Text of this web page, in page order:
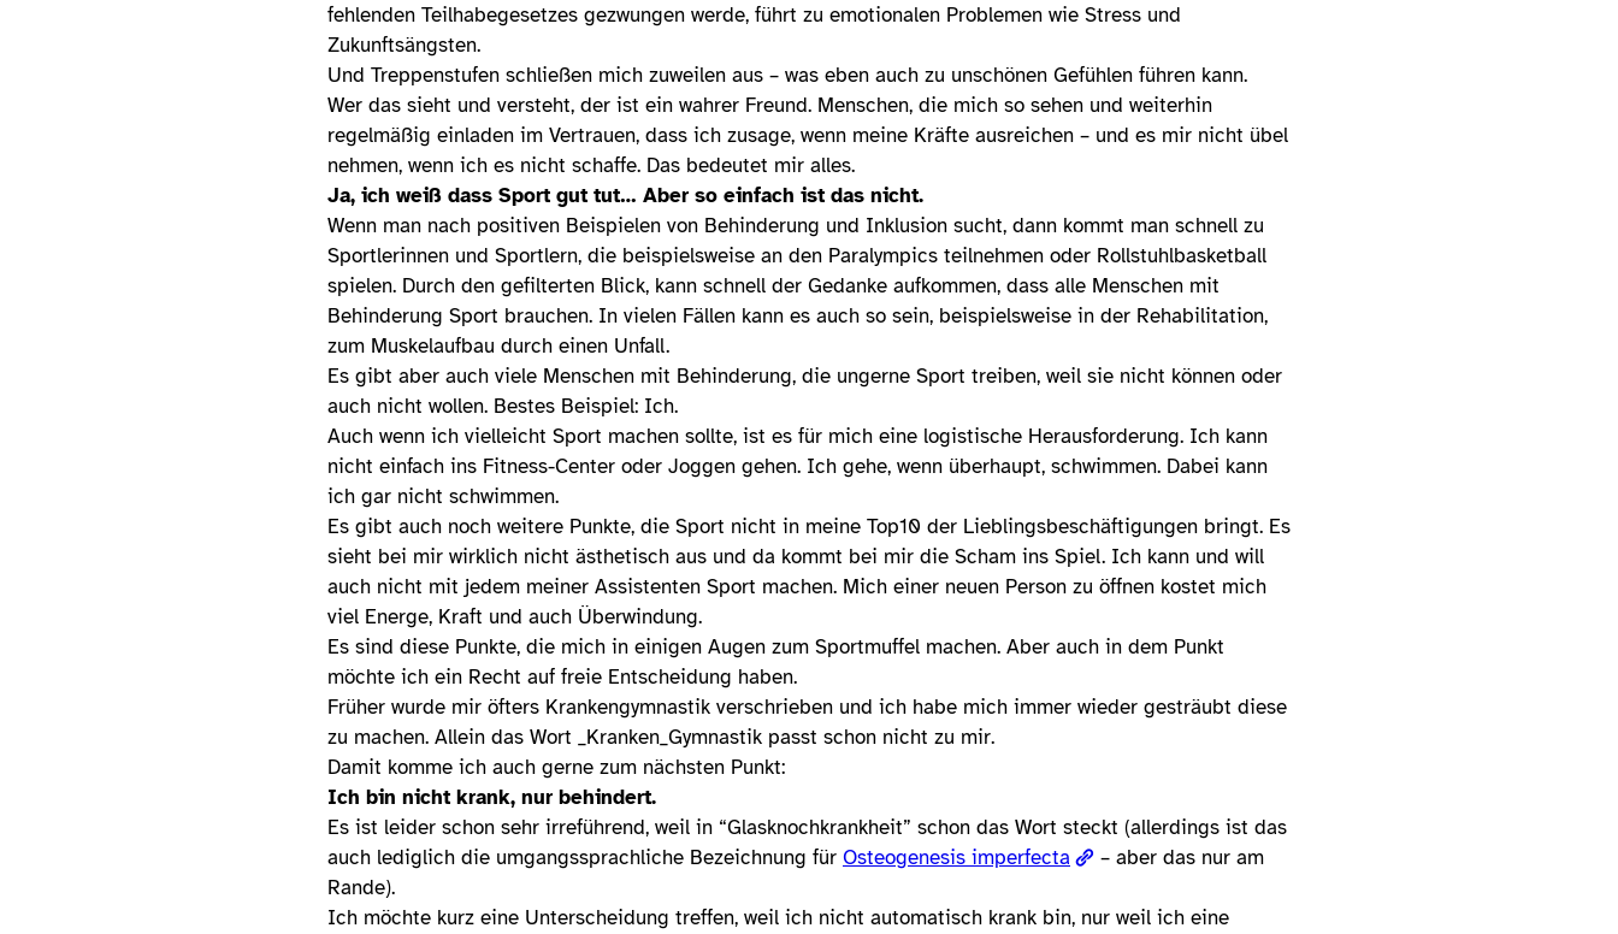
fehlenden Teilhabegesetzes gezwungen werde, führt zu emotionalen Problemen wie Stress und
Zukunftsängsten.
Und Treppenstufen schließen mich zuweilen aus – was eben auch zu unschönen Gefühlen führen kann.
Wer das sieht und versteht, der ist ein wahrer Freund. Menschen, die mich so sehen und weiterhin
regelmäßig einladen im Vertrauen, dass ich zusage, wenn meine Kräfte ausreichen – und es mir nicht übel
nehmen, wenn ich es nicht schaffe. Das bedeutet mir alles.
Ja, ich weiß dass Sport gut tut… Aber so einfach ist das nicht.
Wenn man nach positiven Beispielen von Behinderung und Inklusion sucht, dann kommt man schnell zu
Sportlerinnen und Sportlern, die beispielsweise an den Paralympics teilnehmen oder Rollstuhlbasketball
spielen. Durch den gefilterten Blick, kann schnell der Gedanke aufkommen, dass alle Menschen mit
Behinderung Sport brauchen. In vielen Fällen kann es auch so sein, beispielsweise in der Rehabilitation,
zum Muskelaufbau durch einen Unfall.
Es gibt aber auch viele Menschen mit Behinderung, die ungerne Sport treiben, weil sie nicht können oder
auch nicht wollen. Bestes Beispiel: Ich.
Auch wenn ich vielleicht Sport machen sollte, ist es für mich eine logistische Herausforderung. Ich kann
nicht einfach ins Fitness-Center oder Joggen gehen. Ich gehe, wenn überhaupt, schwimmen. Dabei kann
ich gar nicht schwimmen.
Es gibt auch noch weitere Punkte, die Sport nicht in meine Top10 der Lieblingsbeschäftigungen bringt. Es
sieht bei mir wirklich nicht ästhetisch aus und da kommt bei mir die Scham ins Spiel. Ich kann und will
auch nicht mit jedem meiner Assistenten Sport machen. Mich einer neuen Person zu öffnen kostet mich
viel Energe, Kraft und auch Überwindung.
Es sind diese Punkte, die mich in einigen Augen zum Sportmuffel machen. Aber auch in dem Punkt
möchte ich ein Recht auf freie Entscheidung haben.
Früher wurde mir öfters Krankengymnastik verschrieben und ich habe mich immer wieder gesträubt diese
zu machen. Allein das Wort _Kranken_Gymnastik passt schon nicht zu mir.
Damit komme ich auch gerne zum nächsten Punkt:
Ich bin nicht krank, nur behindert.
Es ist leider schon sehr irreführend, weil in “Glasknochkrankheit” schon das Wort steckt (allerdings ist das
auch lediglich die umgangssprachliche Bezeichnung für Osteogenesis imperfecta
– aber das nur am
Rande).
Ich möchte kurz eine Unterscheidung treffen, weil ich nicht automatisch krank bin, nur weil ich eine